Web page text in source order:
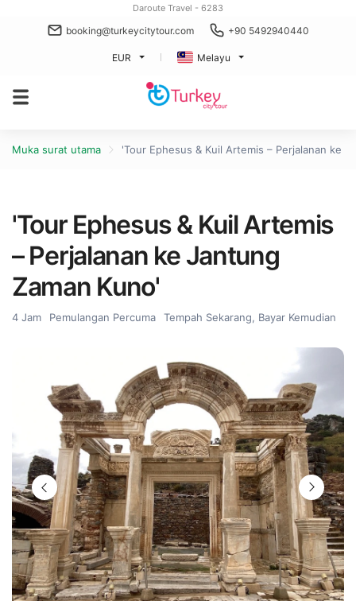
Daroute Travel - 6283
booking@turkeycitytour.com +90 5492940440
EUR Melayu
Muka surat utama 'Tour Ephesus & Kuil Artemis – Perjalanan ke
'Tour Ephesus & Kuil Artemis
– Perjalanan ke Jantung
Zaman Kuno'
4 Jam Pemulangan Percuma Tempah Sekarang, Bayar Kemudian